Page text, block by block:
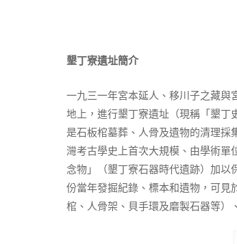
墾丁寮遺址簡介
一九三一年宮本延人、移川子之藏與
地上，進行墾丁寮遺址（現稱「墾
是石板棺墓葬、人骨及遺物的清理
灣考古學史上首次大規模、由學術單
念物」（墾丁寮石器時代遺跡）加
份當年發掘紀錄、標本和遺物，可
棺、人骨架、貝手環及磨製石器等）